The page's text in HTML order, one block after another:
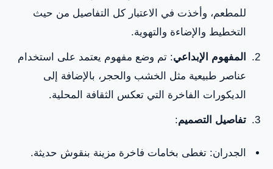
للمطعم، وأخذت في الاعتبار كل التفاصيل من حيث
التخطيط والإضاءة والتهوية.
المفهوم الإبداعي: تم وضع مفهوم يعتمد على استخدام
عناصر طبيعية مثل الخشب والحجر، بالإضافة إلى
الديكورات الفاخرة التي تعكس الثقافة المحلية.
تفاصيل التصميم :
الجدران: تغطى بخامات فاخرة مزينة بنقوش حديثة.